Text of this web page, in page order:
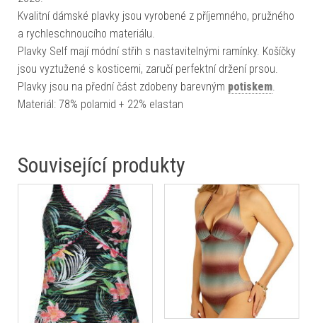
Kvalitní dámské plavky jsou vyrobené z příjemného, pružného
a rychleschnoucího materiálu.
Plavky Self mají módní střih s nastavitelnými ramínky. Košíčky
jsou vyztužené s kosticemi, zaručí perfektní držení prsou.
Plavky jsou na přední část zdobeny barevným potiskem.
Materiál: 78% polamid + 22% elastan
Související produkty